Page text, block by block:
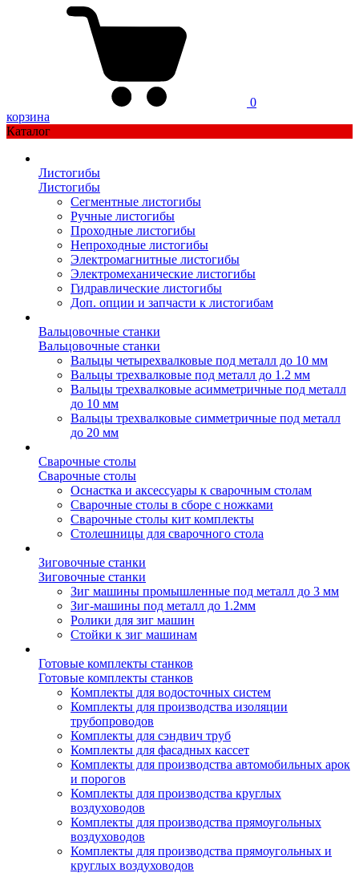
0
корзина
Каталог
Листогибы
Листогибы
Сегментные листогибы
Ручные листогибы
Проходные листогибы
Непроходные листогибы
Электромагнитные листогибы
Электромеханические листогибы
Гидравлические листогибы
Доп. опции и запчасти к листогибам
Вальцовочные станки
Вальцовочные станки
Вальцы четырехвалковые под металл до 10 мм
Вальцы трехвалковые под металл до 1.2 мм
Вальцы трехвалковые асимметричные под металл
до 10 мм
Вальцы трехвалковые симметричные под металл
до 20 мм
Сварочные столы
Сварочные столы
Оснастка и аксессуары к сварочным столам
Сварочные столы в сборе с ножками
Сварочные столы кит комплекты
Столешницы для сварочного стола
Зиговочные станки
Зиговочные станки
Зиг машины промышленные под металл до 3 мм
Зиг-машины под металл до 1.2мм
Ролики для зиг машин
Стойки к зиг машинам
Готовые комплекты станков
Готовые комплекты станков
Комплекты для водосточных систем
Комплекты для производства изоляции
трубопроводов
Комплекты для сэндвич труб
Комплекты для фасадных кассет
Комплекты для производства автомобильных арок
и порогов
Комплекты для производства круглых
воздуховодов
Комплекты для производства прямоугольных
воздуховодов
Комплекты для производства прямоугольных и
круглых воздуховодов